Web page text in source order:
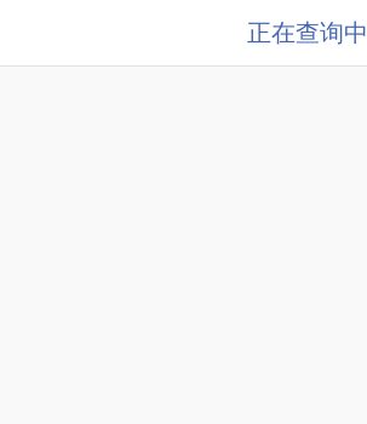
正在查询中